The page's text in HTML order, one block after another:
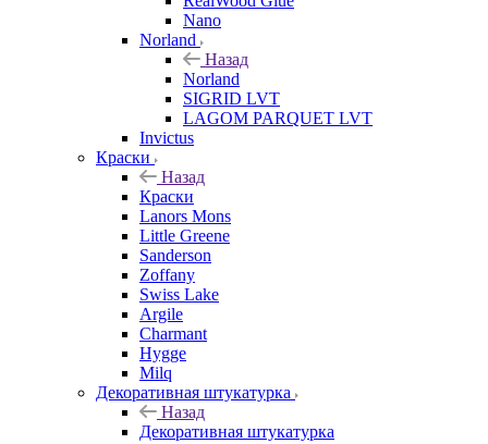
Nano
Norland
Назад
Norland
SIGRID LVT
LAGOM PARQUET LVT
Invictus
Краски
Назад
Краски
Lanors Mons
Little Greene
Sanderson
Zoffany
Swiss Lake
Argile
Charmant
Hygge
Milq
Декоративная штукатурка
Назад
Декоративная штукатурка